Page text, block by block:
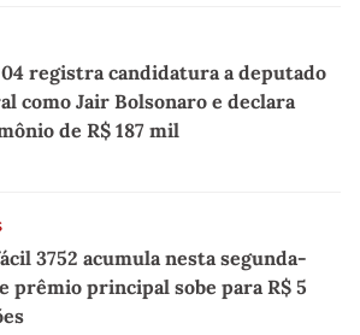
registra candidatura a deputado
como Jair Bolsonaro e declara
de R$ 187 mil
3752 acumula nesta segunda-
prêmio principal sobe para R$ 5